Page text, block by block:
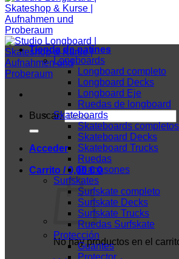
Buscar:
Acceder
Carrito /0,00€ 0
No hay productos en el
Tienda de patines
Longboards
Longboard completo
Longboard Decks
Longboard Eje
Ruedas de longboard
Skateboards
Skateboards completos
Skateboard Decks
Skateboard Trucks
Ruedas
Diapasones
Surfskates
Surfskate completo
Surfskate Decks
Surfskate Trucks
Ruedas Surfskate
Protección
Guantes
Protector